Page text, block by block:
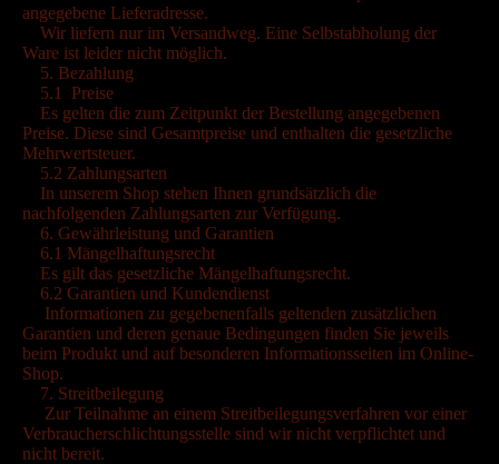
angegebene Lieferadresse.
Wir liefern nur im Versandweg. Eine Selbstabholung der
Ware ist leider nicht möglich.
5. Bezahlung
5.1 Preise
Es gelten die zum Zeitpunkt der Bestellung angegebenen
Preise. Diese sind Gesamtpreise und enthalten die gesetzliche
Mehrwertsteuer.
5.2 Zahlungsarten
In unserem Shop stehen Ihnen grundsätzlich die
nachfolgenden Zahlungsarten zur Verfügung.
6. Gewährleistung und Garantien
6.1 Mängelhaftungsrecht
Es gilt das gesetzliche Mängelhaftungsrecht.
6.2 Garantien und Kundendienst
Informationen zu gegebenenfalls geltenden zusätzlichen
Garantien und deren genaue Bedingungen finden Sie jeweils
beim Produkt und auf besonderen Informationsseiten im Online-
Shop.
7. Streitbeilegung
Zur Teilnahme an einem Streitbeilegungsverfahren vor einer
Verbraucherschlichtungsstelle sind wir nicht verpflichtet und
nicht bereit.